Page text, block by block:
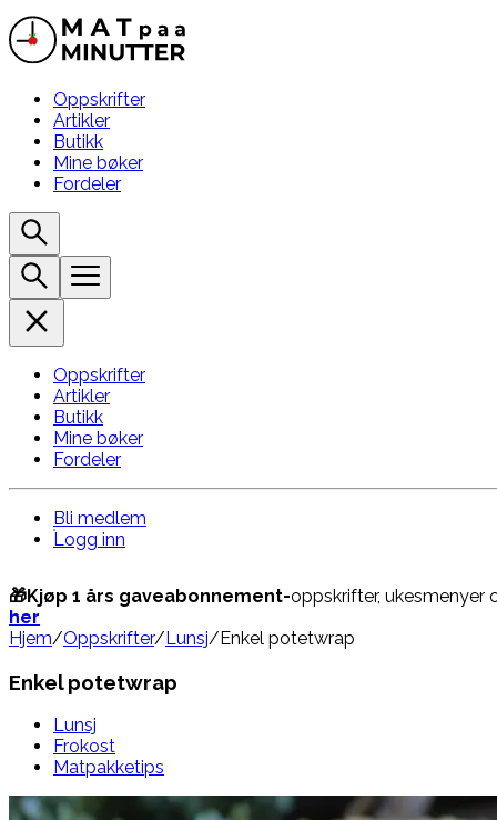
Oppskrifter
Artikler
Butikk
Mine bøker
Fordeler
Oppskrifter
Artikler
Butikk
Mine bøker
Fordeler
Bli medlem
Logg inn
🎁Kjøp 1 års gaveabonnement-oppskrifter,
her
Hjem/Oppskrifter/Lunsj/Enkel potetwrap
Enkel potetwrap
Lunsj
Frokost
Matpakketips